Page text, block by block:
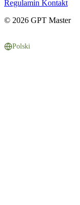
Regulamin Kontakt
© 2026 GPT Master
Polski